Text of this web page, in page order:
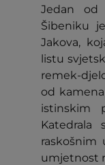
Jedan od
Šibeniku
Jakova,
listu
remek-
od kamena
istinskim
Katedrala
raskošnim
umjetnost